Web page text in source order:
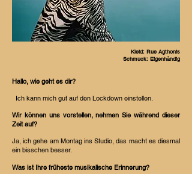
Kleid: Rue Agthonis
Schmuck: Eigenhändig
Hallo, wie geht es dir?
Ich kann mich gut auf den Lockdown einstellen.
Wir können uns vorstellen, nehmen Sie während dieser
Zeit auf?
Ja, ich gehe am Montag ins Studio, das macht es diesmal
ein bisschen besser.
Was ist Ihre früheste musikalische Erinnerung?